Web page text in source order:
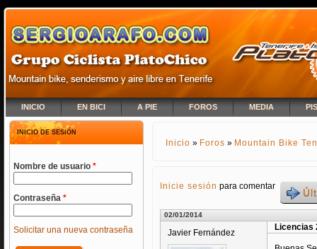
INICIO EN BICI A PIE FOROS MEDIA
INICIO DE SESIÓN
Nombre de usuario *
Contraseña *
Solicitar una nueva contraseña
SE ENCUENTRA USTED
Inicio » Foros » Mountain Bike
Inicie sesión para comentar
02/01/2014
Javier Fernández
Licencias